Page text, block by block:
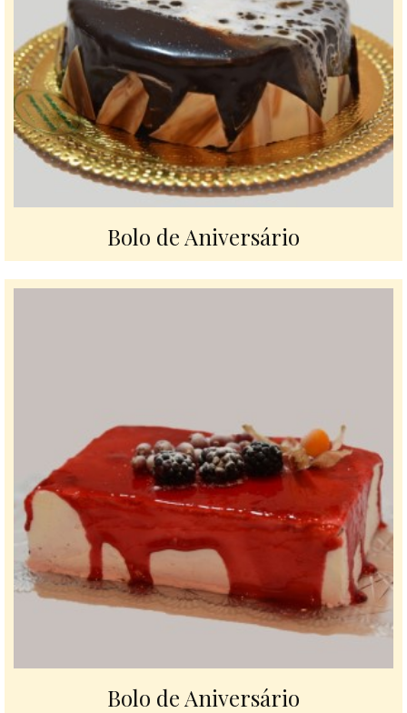
Bolo de Aniversário
Bolo de Aniversário